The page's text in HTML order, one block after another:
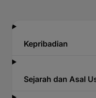
Kepribadian
Sejarah dan Asal